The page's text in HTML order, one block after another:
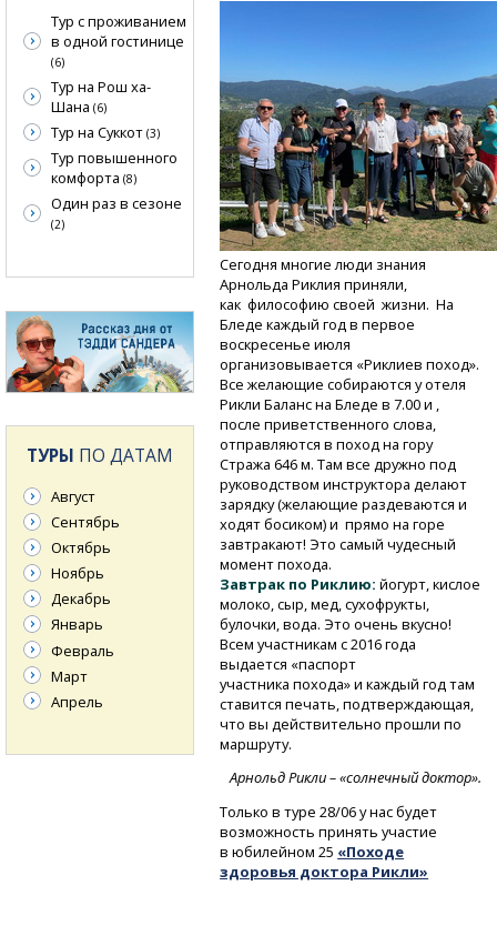
Сегодня многие люди знания
Арнольда Риклия приняли,
как философию своей жизни. На
Бледе каждый год в первое
воскресенье июля
организовывается «Риклиев поход».
Все желающие собираются у отеля
Рикли Баланс на Бледе в 7.00 и ,
после приветственного слова,
отправляются в поход на гору
Стража 646 м. Там все дружно под
руководством инструктора делают
зарядку (желающие раздеваются и
ходят босиком) и прямо на горе
завтракают! Это самый чудесный
момент похода.
Завтрак по Риклию: йогурт, кислое
молоко, сыр, мед, сухофрукты,
булочки, вода. Это очень вкусно!
Всем участникам с 2016 года
выдается «паспорт
участника похода» и каждый год там
ставится печать, подтверждающая,
что вы действительно прошли по
маршруту.
Арнольд Рикли – «солнечный доктор».
Только в туре 28/06 у нас будет
возможность принять участие
в юбилейном 25 «Походе
здоровья доктора Рикли»
Тур с проживанием
в одной гостинице
(6)
Тур на Рош ха-
Шана (6)
Тур на Суккот (3)
Тур повышенного
комфорта (8)
Один раз в сезоне
(2)
ТУРЫ ПО ДАТАМ
Август
Сентябрь
Октябрь
Ноябрь
Декабрь
Январь
Февраль
Март
Апрель